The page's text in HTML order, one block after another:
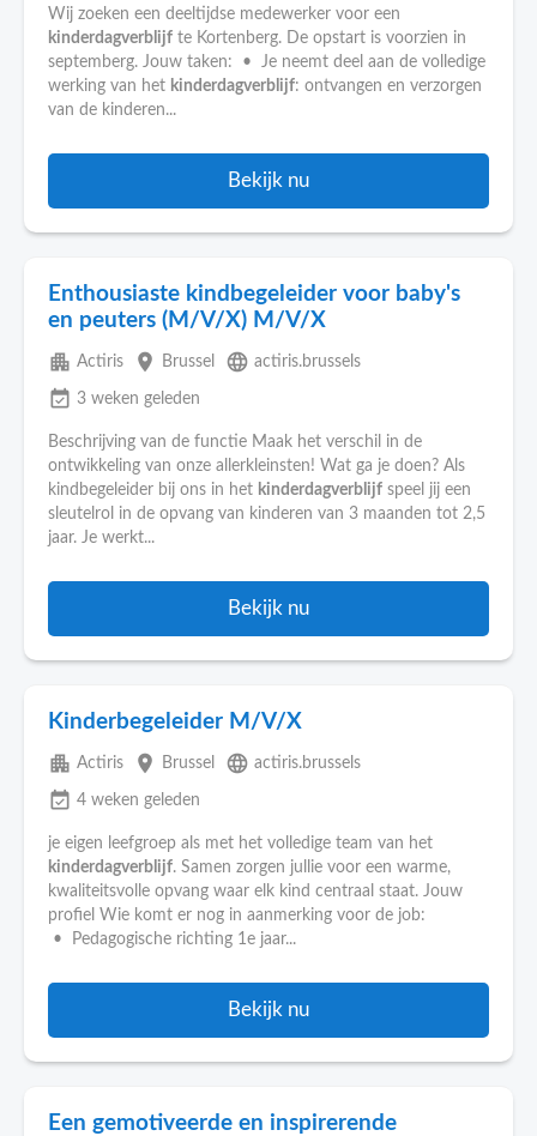
Wij zoeken een deeltijdse medewerker voor een
kinderdagverblijf te Kortenberg. De opstart is voorzien in
septemberg. Jouw taken: • Je neemt deel aan de volledige
werking van het kinderdagverblijf: ontvangen en verzorgen
van de kinderen...
Bekijk nu
Enthousiaste kindbegeleider voor baby's
en peuters (M/V/X) M/V/X
apartment Actiris place Brussel language actiris.brussels
event_available 3 weken geleden
Beschrijving van de functie Maak het verschil in de
ontwikkeling van onze allerkleinsten! Wat ga je doen? Als
kindbegeleider bij ons in het kinderdagverblijf speel jij een
sleutelrol in de opvang van kinderen van 3 maanden tot 2,5
jaar. Je werkt...
Bekijk nu
Kinderbegeleider M/V/X
apartment Actiris place Brussel language actiris.brussels
event_available 4 weken geleden
je eigen leefgroep als met het volledige team van het
kinderdagverblijf. Samen zorgen jullie voor een warme,
kwaliteitsvolle opvang waar elk kind centraal staat. Jouw
profiel Wie komt er nog in aanmerking voor de job:
• Pedagogische richting 1e jaar...
Bekijk nu
Een gemotiveerde en inspirerende